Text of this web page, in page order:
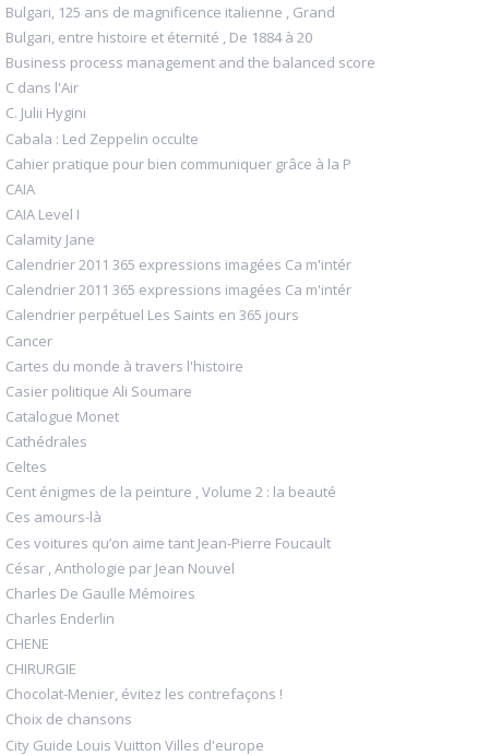
Bulgari, 125 ans de magnificence italienne , Grand
Bulgari, entre histoire et éternité , De 1884 à 20
Business process management and the balanced score
C dans l'Air
C. Julii Hygini
Cabala : Led Zeppelin occulte
Cahier pratique pour bien communiquer grâce à la P
CAIA
CAIA Level I
Calamity Jane
Calendrier 2011 365 expressions imagées Ca m'intér
Calendrier 2011 365 expressions imagées Ca m'intér
Calendrier perpétuel Les Saints en 365 jours
Cancer
Cartes du monde à travers l'histoire
Casier politique Ali Soumare
Catalogue Monet
Cathédrales
Celtes
Cent énigmes de la peinture , Volume 2 : la beauté
Ces amours-là
Ces voitures qu’on aime tant Jean-Pierre Foucault
César , Anthologie par Jean Nouvel
Charles De Gaulle Mémoires
Charles Enderlin
CHENE
CHIRURGIE
Chocolat-Menier, évitez les contrefaçons !
Choix de chansons
City Guide Louis Vuitton Villes d'europe